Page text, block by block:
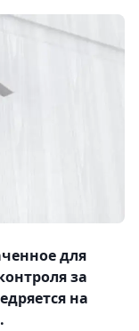
для
за
на